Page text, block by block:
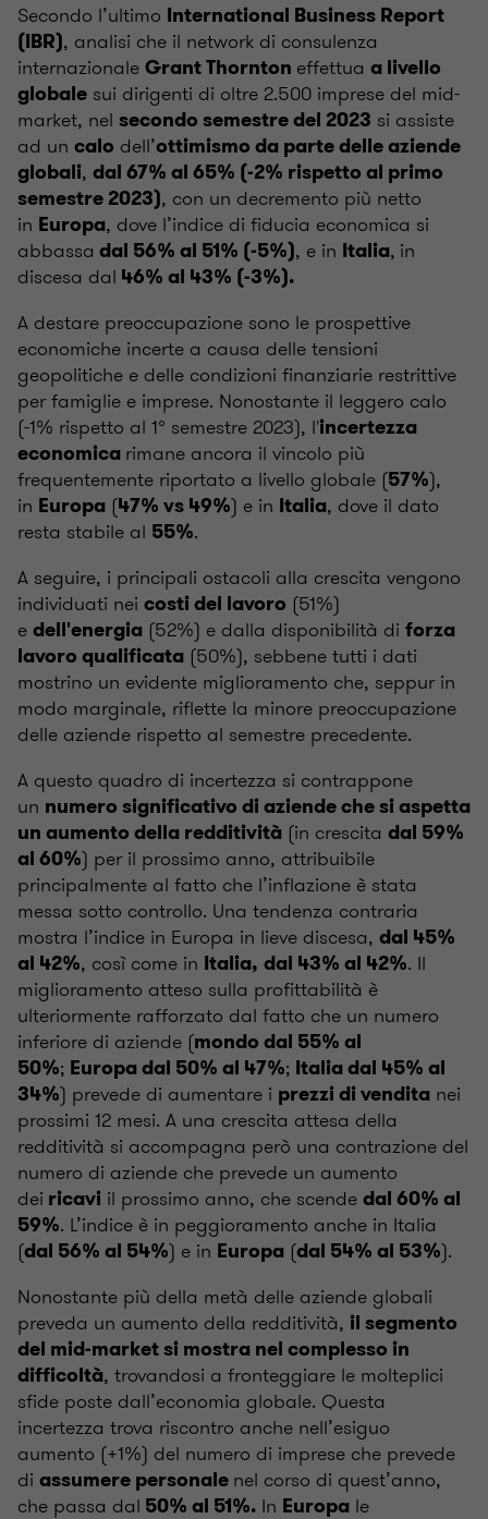
Secondo l’ultimo International Business Report
(IBR), analisi che il network di consulenza
internazionale Grant Thornton effettua a livello
globale sui dirigenti di oltre 2.500 imprese del mid-
market, nel secondo semestre del 2023 si assiste
ad un calo dell’ottimismo da parte delle aziende
globali, dal 67% al 65% (-2% rispetto al primo
semestre 2023), con un decremento più netto
in Europa, dove l’indice di fiducia economica si
abbassa dal 56% al 51% (-5%), e in Italia, in
discesa dal 46% al 43% (-3%).
A destare preoccupazione sono le prospettive
economiche incerte a causa delle tensioni
geopolitiche e delle condizioni finanziarie restrittive
per famiglie e imprese. Nonostante il leggero calo
(-1% rispetto al 1° semestre 2023), l'incertezza
economica rimane ancora il vincolo più
frequentemente riportato a livello globale (57%),
in Europa (47% vs 49%) e in Italia, dove il dato
resta stabile al 55%.
A seguire, i principali ostacoli alla crescita vengono
individuati nei costi del lavoro (51%)
e dell'energia (52%) e dalla disponibilità di forza
lavoro qualificata (50%), sebbene tutti i dati
mostrino un evidente miglioramento che, seppur in
modo marginale, riflette la minore preoccupazione
delle aziende rispetto al semestre precedente.
A questo quadro di incertezza si contrappone
un numero significativo di aziende che si aspetta
un aumento della redditività (in crescita dal 59%
al 60%) per il prossimo anno, attribuibile
principalmente al fatto che l’inflazione è stata
messa sotto controllo. Una tendenza contraria
mostra l’indice in Europa in lieve discesa, dal 45%
al 42%, così come in Italia, dal 43% al 42%. Il
miglioramento atteso sulla profittabilità è
ulteriormente rafforzato dal fatto che un numero
inferiore di aziende (mondo dal 55% al
50%; Europa dal 50% al 47%; Italia dal 45% al
34%) prevede di aumentare i prezzi di vendita nei
prossimi 12 mesi. A una crescita attesa della
redditività si accompagna però una contrazione del
numero di aziende che prevede un aumento
dei ricavi il prossimo anno, che scende dal 60% al
59%. L’indice è in peggioramento anche in Italia
(dal 56% al 54%) e in Europa (dal 54% al 53%).
Nonostante più della metà delle aziende globali
preveda un aumento della redditività, il segmento
del mid-market si mostra nel complesso in
difficoltà, trovandosi a fronteggiare le molteplici
sfide poste dall’economia globale. Questa
incertezza trova riscontro anche nell’esiguo
aumento (+1%) del numero di imprese che prevede
di assumere personale nel corso di quest’anno,
che passa dal 50% al 51%. In Europa le